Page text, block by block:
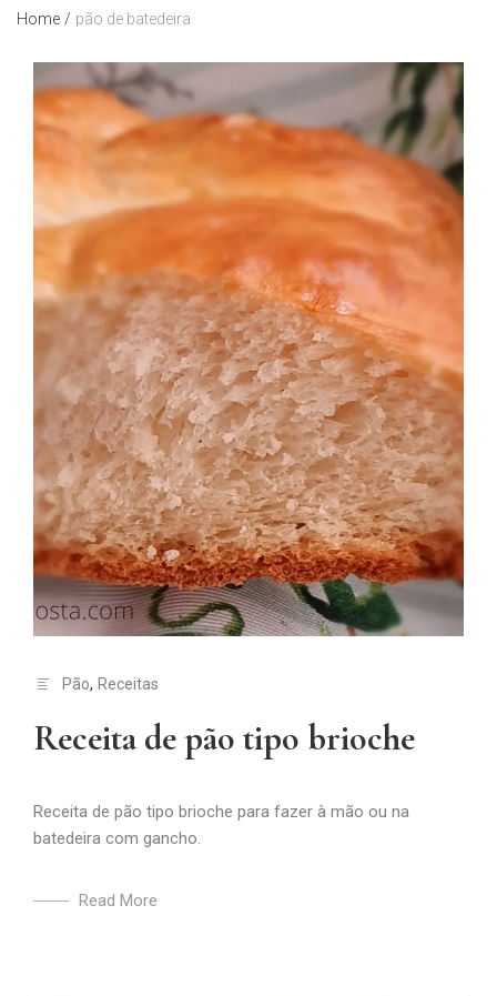
Home / pão de batedeira
Pão, Receitas
Receita de pão tipo brioche
Receita de pão tipo brioche para fazer à mão ou na
batedeira com gancho.
Read More